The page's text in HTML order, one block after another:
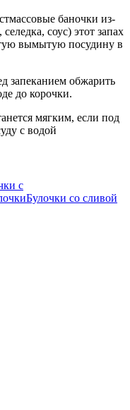
баночки из-
соус) этот запах
вымытую посудину в
запеканием обжарить
до корочки.
мягким, если под
с водой
с
Булочки со сливой